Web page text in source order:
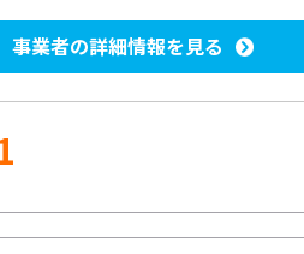
事業者の詳細情報を見る